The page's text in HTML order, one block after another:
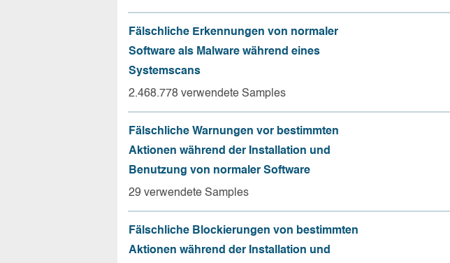
Fälschliche Erkennungen von normaler
Software als Malware während eines
Systemscans
2.468.778 verwendete Samples
Fälschliche Warnungen vor bestimmten
Aktionen während der Installation und
Benutzung von normaler Software
29 verwendete Samples
Fälschliche Blockierungen von bestimmten
Aktionen während der Installation und